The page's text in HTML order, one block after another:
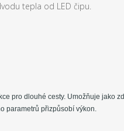
tepla od LED čipu.
pro dlouhé cesty. Umožňuje jako
parametrů přizpůsobí výkon.